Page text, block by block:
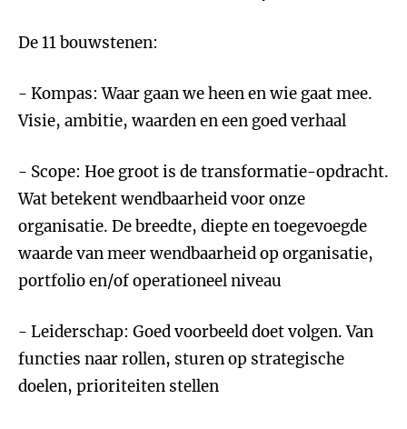
De 11 bouwstenen:
- Kompas: Waar gaan we heen en wie gaat mee.
Visie, ambitie, waarden en een goed verhaal
- Scope: Hoe groot is de transformatie-opdracht.
Wat betekent wendbaarheid voor onze
organisatie. De breedte, diepte en toegevoegde
waarde van meer wendbaarheid op organisatie,
portfolio en/of operationeel niveau
- Leiderschap: Goed voorbeeld doet volgen. Van
functies naar rollen, sturen op strategische
doelen, prioriteiten stellen